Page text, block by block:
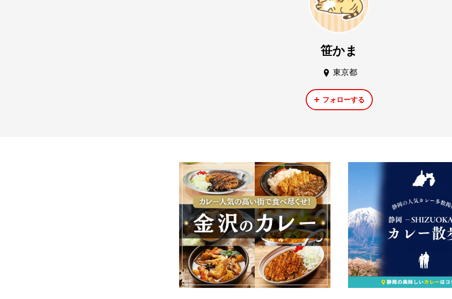
笹かま
東京都
フォローする